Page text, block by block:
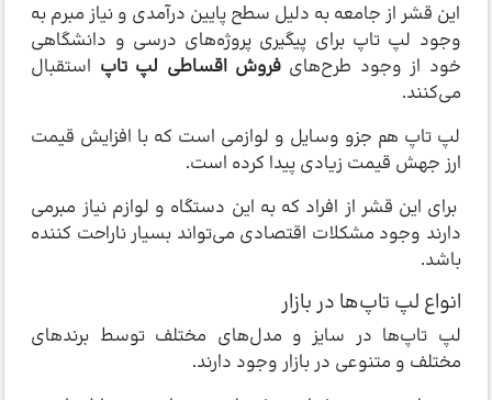
این قشر از جامعه به دلیل سطح پایین درآمدی و نیاز مبرم به
وجود لپ تاپ برای پیگیری پروژه‌های درسی و دانشگاهی
خود از وجود طرح‌های فروش اقساطی لپ تاپ استقبال
می‌کنند.
لپ تاپ هم جزو وسایل و لوازمی است که با افزایش قیمت
ارز جهش قیمت زیادی پیدا کرده است.
برای این قشر از افراد که به این دستگاه و لوازم نیاز مبرمی
دارند وجود مشکلات اقتصادی می‌تواند بسیار ناراحت کننده
باشد.
انواع لپ‌ تاپ‌ها در بازار
لپ تاپ‌ها در سایز و مدل‌های مختلف توسط برندهای
مختلف و متنوعی در بازار وجود دارند.